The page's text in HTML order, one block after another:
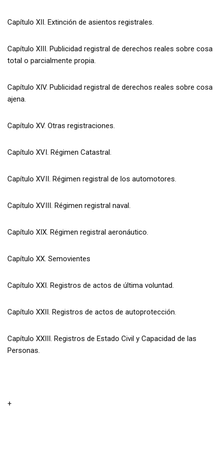
Capítulo XII. Extinción de asientos registrales.
Capítulo XIII. Publicidad registral de derechos reales sobre cosa
total o parcialmente propia.
Capítulo XIV. Publicidad registral de derechos reales sobre cosa
ajena.
Capítulo XV. Otras registraciones.
Capítulo XVI. Régimen Catastral.
Capítulo XVII. Régimen registral de los automotores.
Capítulo XVIII. Régimen registral naval.
Capítulo XIX. Régimen registral aeronáutico.
Capítulo XX. Semovientes
Capítulo XXI. Registros de actos de última voluntad.
Capítulo XXII. Registros de actos de autoprotección.
Capítulo XXIII. Registros de Estado Civil y Capacidad de las
Personas.
+